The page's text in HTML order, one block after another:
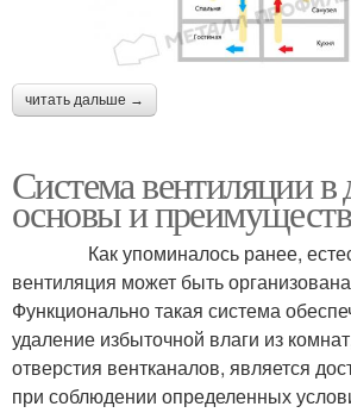
читать дальше →
Система вентиляции в
основы и
Как упоминалось ранее,
вентиляция может быть
Функционально такая система
удаление избыточной влаги из
отверстия вентканалов, является
при соблюдении определенных